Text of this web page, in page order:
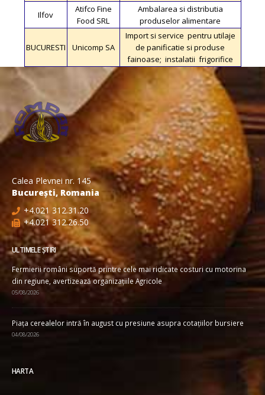
Ilfov
Atifco Fine
Food SRL
Ambalarea si distributia
produselor alimentare
BUCURESTI Unicomp SA
Import si service pentru utilaje
de panificatie si produse
fainoase; instalatii frigorifice
Calea Plevnei nr. 145
București, Romania
+4.021 312.31.20
+4.021 312.26.50
ULTIMELE ȘTIRI
Fermierii români suportă printre cele mai ridicate costuri cu motorina
din regiune, avertizează organizațiile Agricole
05/08/2026
Piața cerealelor intră în august cu presiune asupra cotațiilor bursiere
04/08/2026
HARTA